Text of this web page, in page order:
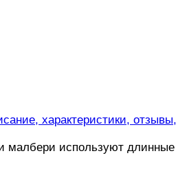
характеристики, отзывы,
малбери используют длинные